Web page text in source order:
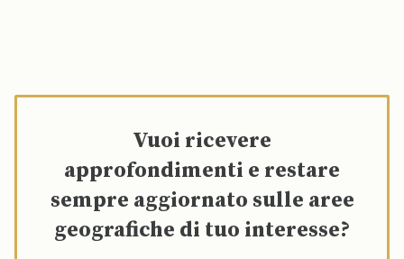
Vuoi ricevere
approfondimenti e restare
sempre aggiornato sulle aree
geografiche di tuo interesse?